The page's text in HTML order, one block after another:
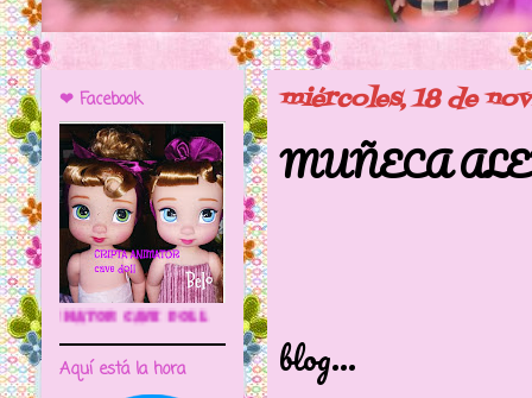
miércoles, 18 de
MUÑECA
blog...
❤ Facebook
🌼CRIPTA ANIMATOR CAVE DOLL
Aquí está la hora